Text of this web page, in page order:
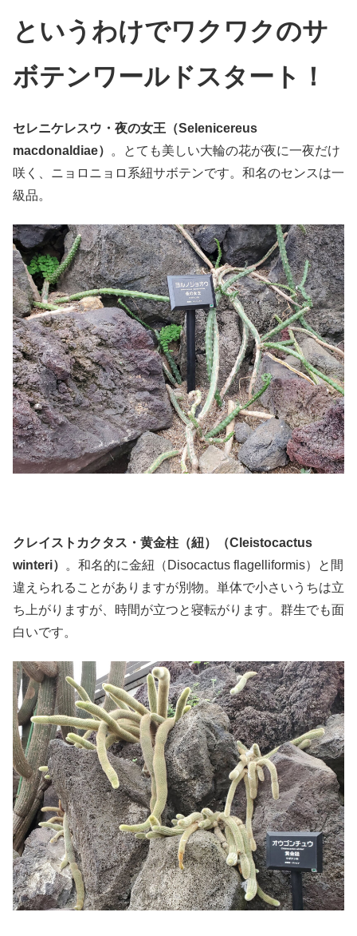
というわけでワクワクのサ
ボテンワールドスタート！
セレニケレスウ・夜の女王（Selenicereus
macdonaldiae）
。とても美しい大輪の花が夜に一夜だけ
咲く、ニョロニョロ系紐サボテンです。和名のセンスは一
級品。
クレイストカクタス・黄金柱（紐）（Cleistocactus
winteri）
。和名的に金紐（Disocactus flagelliformis）と間
違えられることがありますが別物。単体で小さいうちは立
ち上がりますが、時間が立つと寝転がります。群生でも面
白いです。